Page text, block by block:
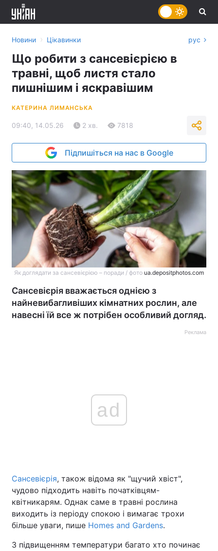
Головна Війна
Україна Політика
Економіка
Спорт Наука
Новини › Цікавинки рус
Що робити з сансевієрією в
травні, щоб листя стало
пишнішим і яскравішим
КАТЕРИНА ЛИМАНСЬКА
09:40, 14.05.26 2 хв. 7818
Підпишіться на нас в Google
Як доглядати за сансевієрією – поради / фото ua.depositphotos.com
Сансевієрія вважається однією з
найневибагливіших кімнатних рослин, але
навесні їй все ж потрібен особливий догляд.
Реклама
ad
Сансевієрія, також відома як "щучий хвіст",
чудово підходить навіть початківцям-
квітникарям. Однак саме в травні рослина
виходить із періоду спокою і вимагає трохи
більше уваги, пише Homes and Gardens.
З підвищенням температури багато хто починає